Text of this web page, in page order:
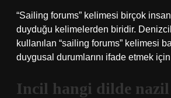
“Sailing forums” kelimesi birçok
duyduğu kelimelerden biridir.
kullanılan “sailing forums” kelimesi
duygusal durumlarını ifade etmek için
Incil hangi dilde